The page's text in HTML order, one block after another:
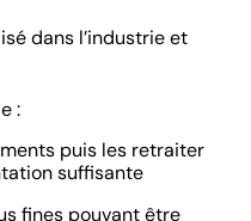
dans l’industrie et
:
puis les retraiter
suffisante
fines pouvant être